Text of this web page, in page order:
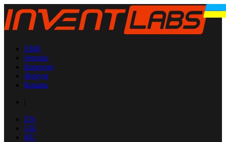
EMS
Jetronic
Корисне
Форум
Кошик
EN
UK
RU